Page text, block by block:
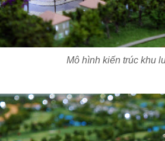
Mô hình kiến trúc khu